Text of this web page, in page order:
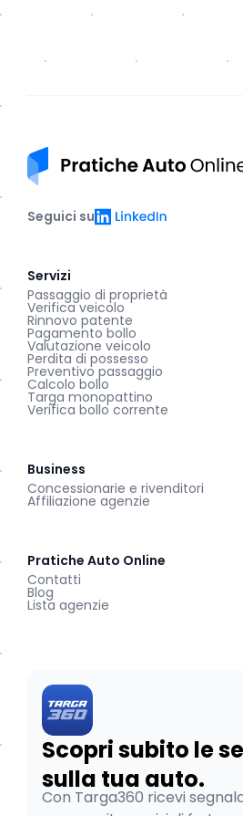
LinkedIn
Seguici su
Servizi
Passaggio di proprietà
Verifica veicolo
Rinnovo patente
Pagamento bollo
Valutazione veicolo
Perdita di possesso
Preventivo passaggio
Calcolo bollo
Targa monopattino
Verifica bollo corrente
Business
Concessionarie e rivenditori
Affiliazione agenzie
Pratiche Auto Online
Contatti
Blog
Lista agenzie
Scopri subito le
sulla tua auto.
Con Targa360 ricevi